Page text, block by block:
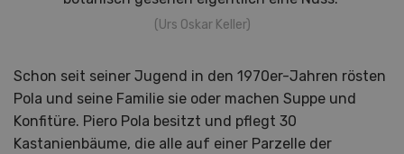
(Urs Oskar Keller)
Schon seit seiner Jugend in den 1970er-Jahren rösten
Pola und seine Familie sie oder machen Suppe und
Konfitüre. Piero Pola besitzt und pflegt 30
Kastanienbäume, die alle auf einer Parzelle der